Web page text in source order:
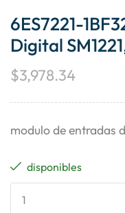
6ES7221-
Digital
$3,978.34
modulo de entradas
disponibles